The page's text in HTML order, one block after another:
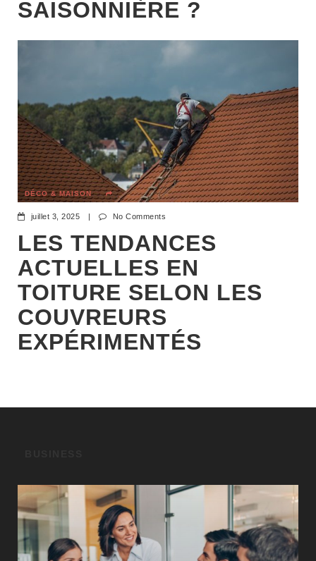
SAISONNIÈRE ?
DÉCO & MAISON
juillet 3, 2025 No Comments
LES TENDANCES
ACTUELLES EN
TOITURE SELON LES
COUVREURS
EXPÉRIMENTÉS